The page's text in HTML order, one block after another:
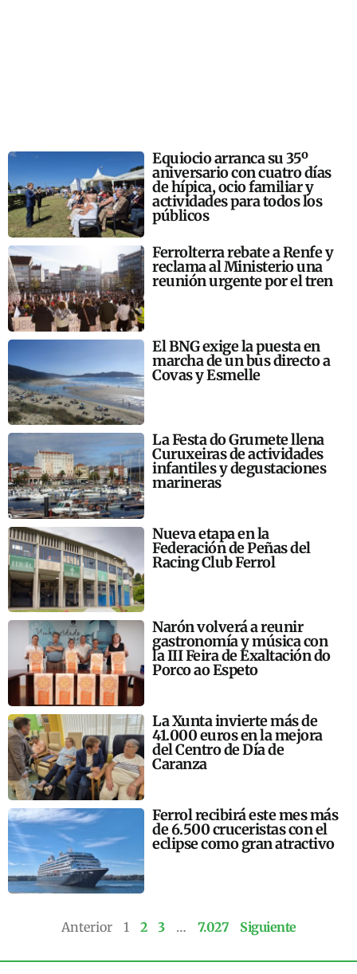
Equiocio arranca su 35º
aniversario con cuatro días
de hípica, ocio familiar y
actividades para todos los
públicos
Ferrolterra rebate a Renfe y
reclama al Ministerio una
reunión urgente por el tren
El BNG exige la puesta en
marcha de un bus directo a
Covas y Esmelle
La Festa do Grumete llena
Curuxeiras de actividades
infantiles y degustaciones
marineras
Nueva etapa en la
Federación de Peñas del
Racing Club Ferrol
Narón volverá a reunir
gastronomía y música con
la III Feira de Exaltación do
Porco ao Espeto
La Xunta invierte más de
41.000 euros en la mejora
del Centro de Día de
Caranza
Ferrol recibirá este mes más
de 6.500 cruceristas con el
eclipse como gran atractivo
Anterior 1 2 3 … 7.027 Siguiente